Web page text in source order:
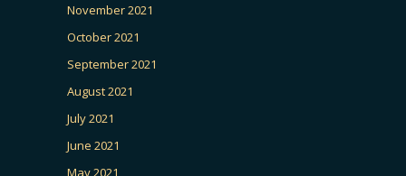
November 2021
October 2021
September 2021
August 2021
July 2021
June 2021
May 2021